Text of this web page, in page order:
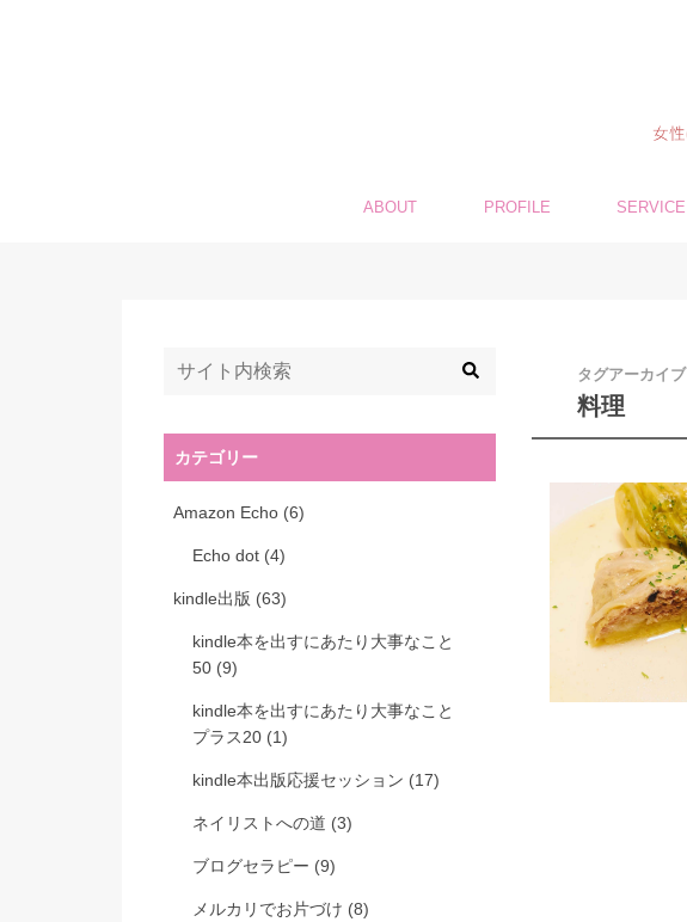
ABOUT PROFILE SERVICE
タグアーカイブ
料理
カテゴリー
Amazon Echo (6)
Echo dot (4)
kindle出版 (63)
kindle本を出すにあたり大事なこと
50 (9)
kindle本を出すにあたり大事なこと
プラス20 (1)
kindle本出版応援セッション (17)
ネイリストへの道 (3)
ブログセラピー (9)
メルカリでお片づけ (8)